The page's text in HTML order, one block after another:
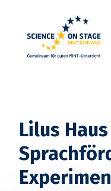
Lilus